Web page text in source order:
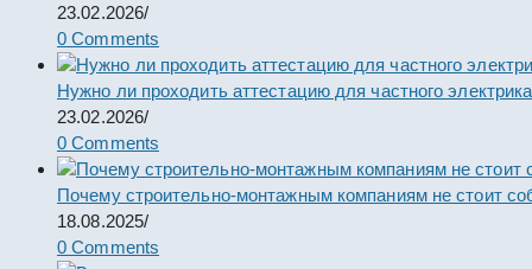
23.02.2026/
0 Comments
Нужно ли проходить аттестацию для частного
23.02.2026/
0 Comments
Почему строительно-монтажным компаниям не стоит
18.08.2025/
0 Comments